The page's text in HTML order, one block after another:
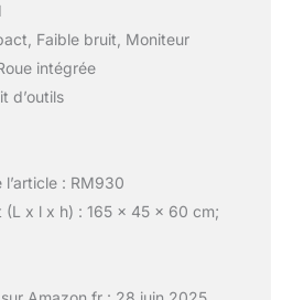
fonctionne sans aucun
cordon d'alimentation,
respectueux de
l'environnement, efficace
garage ou balcon. Des
instructions étape par
Faible bruit, Moniteur
intégrée
d’outils
: RM930
(L x l x h) : 165 x 45 x 60 cm;